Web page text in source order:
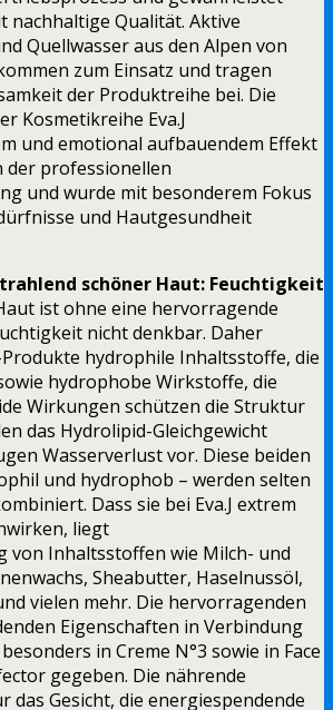
nachhaltige Qualität. Aktive
Quellwasser aus den Alpen von
zum Einsatz und tragen
der Produktreihe bei. Die
Kosmetikreihe Eva.J
und emotional aufbauendem Effekt
der professionellen
und wurde mit besonderem Fokus
und Hautgesundheit
schöner Haut: Feuchtigkeit
ist ohne eine hervorragende
nicht denkbar. Daher
Produkte hydrophile Inhaltsstoffe, die
hydrophobe Wirkstoffe, die
Wirkungen schützen die Struktur
das Hydrolipid-Gleichgewicht
Wasserverlust vor. Diese beiden
und hydrophob – werden selten
Dass sie bei Eva.J extrem
liegt
von Inhaltsstoffen wie Milch- und
Sheabutter, Haselnussöl,
vielen mehr. Die hervorragenden
Eigenschaften in Verbindung
in Creme N°3 sowie in Face
gegeben. Die nährende
das Gesicht, die energiespendende